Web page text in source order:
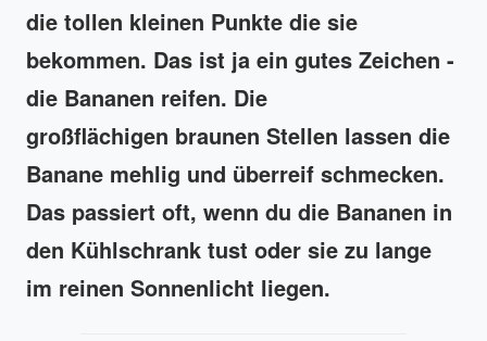
die tollen kleinen Punkte die sie
bekommen. Das ist ja ein gutes Zeichen -
die Bananen reifen. Die
großflächigen braunen Stellen lassen die
Banane mehlig und überreif schmecken.
Das passiert oft, wenn du die Bananen in
den Kühlschrank tust oder sie zu lange
im reinen Sonnenlicht liegen.